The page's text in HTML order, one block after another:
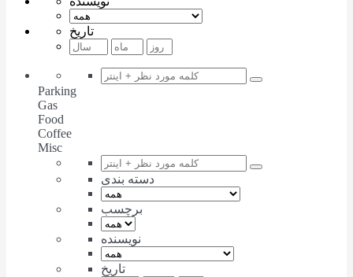
تاریخ
Parking
Gas
Food
Coffee
Misc
دسته بندی
برچسب
نویسنده
تاریخ